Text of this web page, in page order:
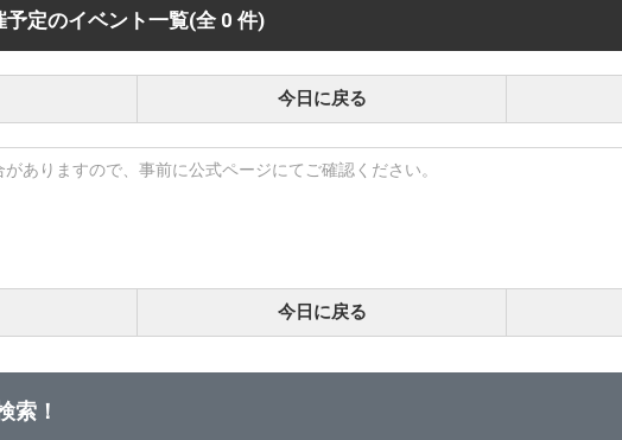
定のイベント一覧(全 0 件)
今日に戻る
ありますので、事前に公式ページにてご確認ください。
今日に戻る
索！